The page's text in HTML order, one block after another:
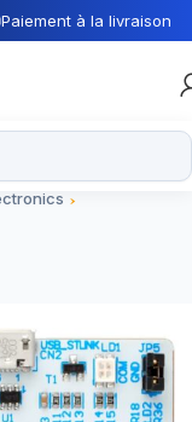
Paiement à la livraison